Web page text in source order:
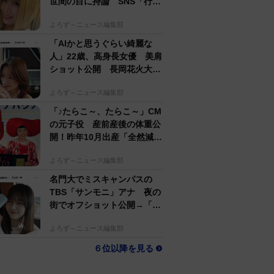
よろず～ニュース編集部
「AIかと思うぐらい綺麗な
人」22歳、高身長女優 美肩
ショット公開 長岡花火大会
よろず～ニュース編集部
「♪たらこ～、たらこ～」CM
の元子役 産前産後の体重公
開！昨年10月出産「全然減ら
よろず～ニュース編集部
名門大でミスキャンパスの
TBS「サンモニ」アナ 夜の
街でオフショット公開→「ノ
よろず～ニュース編集部
６位以降を見る